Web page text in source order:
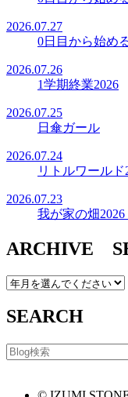
2026.07.27
0日目から始め
2026.07.26
1学期終業2026
2026.07.25
日傘ガール
2026.07.24
リトルワールド
2026.07.23
我が家の畑2026
ARCHIVE
SEARCH